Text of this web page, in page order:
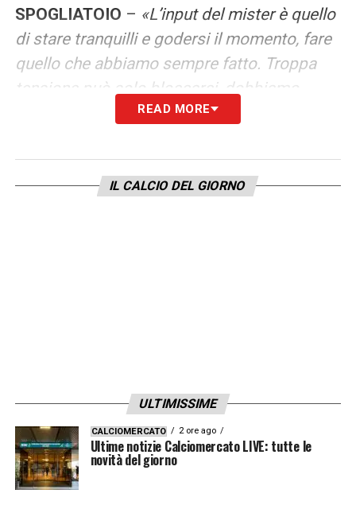
SPOGLIATOIO – «L’input del mister è quello
di stare tranquilli e godersi il momento, fare
quello che abbiamo sempre fatto. Troppa
tensione può solo bloccarci, dobbiamo
avere quel pizzico di follia. Dobbiamo
bellissime e abbiamo avuto la fortuna di
viverle a Roma. Vogliamo ritornare qui… con
READ MORE
IL CALCIO DEL GIORNO
ULTIMISSIME
CALCIOMERCATO 2 ore ago
Ultime notizie Calciomercato LIVE: tutte le
novità del giorno